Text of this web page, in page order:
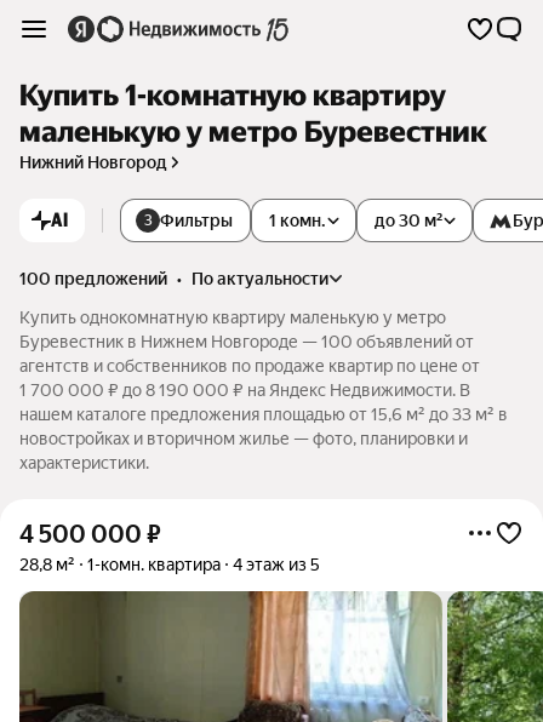
Купить 1-комнатную квартиру
маленькую у метро Буревестник
Нижний Новгород
AI 3 Фильтры 1 комн. до 30 м²
100 предложений •
по актуальности
Купить однокомнатную квартиру маленькую у метро
Буревестник в Нижнем Новгороде — 100 объявлений от
агентств и собственников по продаже квартир по цене от
1 700 000 ₽ до 8 190 000 ₽ на Яндекс Недвижимости. В
нашем каталоге предложения площадью от 15,6 м² до 33 м² в
новостройках и вторичном жилье — фото, планировки и
характеристики.
4 500 000 ₽
28,8 м² 1-комн. квартира 4 этаж из 5